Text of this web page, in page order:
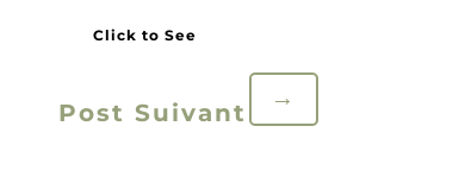
Post Suivant
→